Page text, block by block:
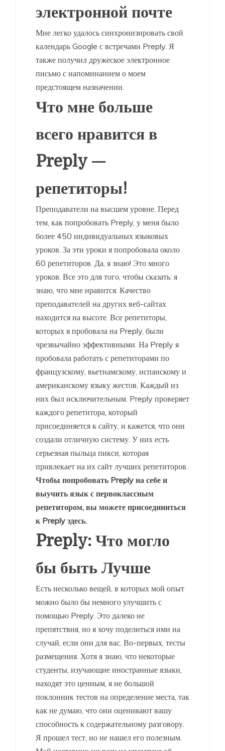
электронной почте
Мне легко удалось синхронизировать свой
календарь Google с встречами Preply. Я
также получил дружеское электронное
письмо с напоминанием о моем
предстоящем назначении.
Что мне больше
всего нравится в
Preply —
репетиторы!
Преподаватели на высшем уровне. Перед
тем, как попробовать Preply, у меня было
более 450 индивидуальных языковых
уроков. За эти уроки я попробовала около
60 репетиторов. Да, я знаю! Это много
уроков. Все это для того, чтобы сказать: я
знаю, что мне нравится. Качество
преподавателей на других веб-сайтах
находится на высоте. Все репетиторы,
которых я пробовала на Preply, были
чрезвычайно эффективными. На Preply я
пробовала работать с репетиторами по
французскому, вьетнамскому, испанскому и
американскому языку жестов. Каждый из
них был исключительным. Preply проверяет
каждого репетитора, который
присоединяется к сайту, и кажется, что они
создали отличную систему. У них есть
серьезная пыльца пикси, которая
привлекает на их сайт лучших репетиторов.
Чтобы попробовать Preply на себе и
выучить язык с первоклассным
репетитором, вы можете присоединиться
к Preply здесь.
Preply: Что могло
бы быть Лучше
Есть несколько вещей, в которых мой опыт
можно было бы немного улучшить с
помощью Preply. Это далеко не
препятствия, но я хочу поделиться ими на
случай, если они для вас. Во-первых, тесты
размещения. Хотя я знаю, что некоторые
студенты, изучающие иностранные языки,
находят это ценным, я не большой
поклонник тестов на определение места, так
как не думаю, что они оценивают вашу
способность к содержательному разговору.
Я прошел тест, но не нашел его полезным.